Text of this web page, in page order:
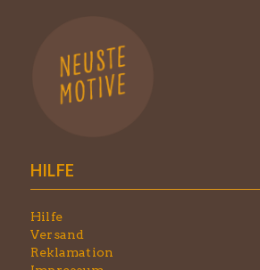
HILFE
Hilfe
Versand
Reklamation